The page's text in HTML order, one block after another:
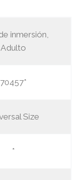
inmersión,
Adulto
70457*
Size
*